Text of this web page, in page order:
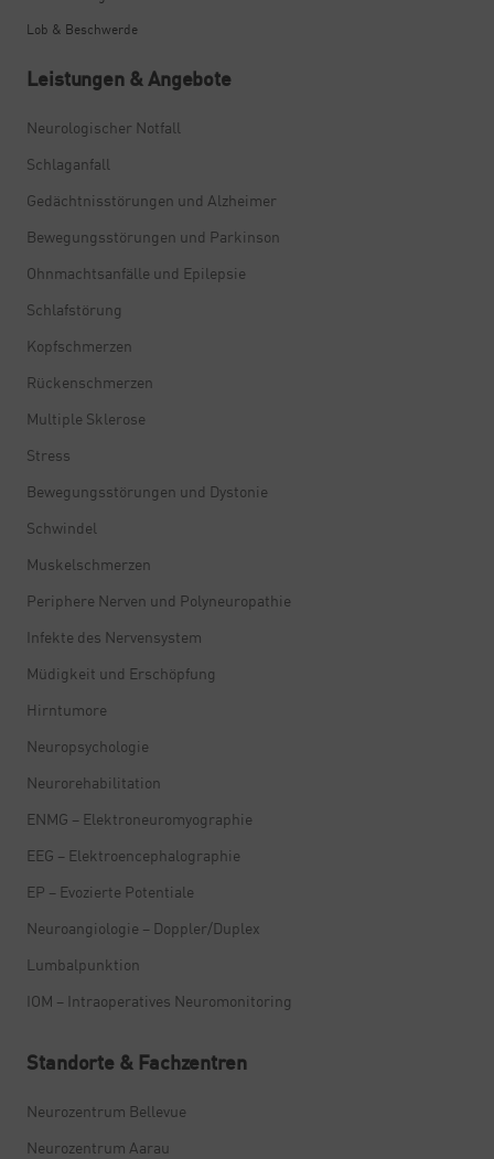
Lob & Beschwerde
Leistungen & Angebote
Neurologischer Notfall
Schlaganfall
Gedächtnisstörungen und Alzheimer
Bewegungsstörungen und Parkinson
Ohnmachtsanfälle und Epilepsie
Schlafstörung
Kopfschmerzen
Rückenschmerzen
Multiple Sklerose
Stress
Bewegungsstörungen und Dystonie
Schwindel
Muskelschmerzen
Periphere Nerven und Polyneuropathie
Infekte des Nervensystem
Müdigkeit und Erschöpfung
Hirntumore
Neuropsychologie
Neurorehabilitation
ENMG – Elektroneuromyographie
EEG – Elektroencephalographie
EP – Evozierte Potentiale
Neuroangiologie – Doppler/Duplex
Lumbalpunktion
IOM – Intraoperatives Neuromonitoring
Standorte & Fachzentren
Neurozentrum Bellevue
Neurozentrum Aarau